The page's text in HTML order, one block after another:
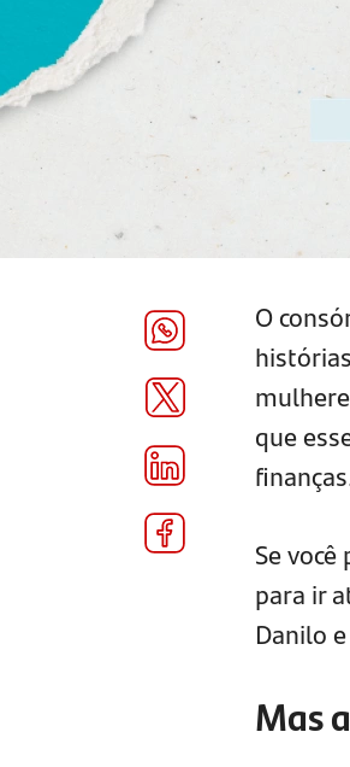
O
que
Se
para ir
Danilo
Mas